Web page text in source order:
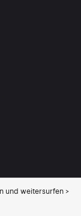
und weitersurfen >